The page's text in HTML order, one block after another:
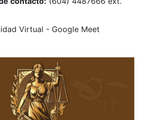
Virtual - Google Meet